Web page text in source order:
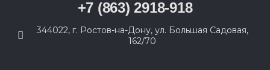
+7 (863) 2918-918
344022, г. Ростов-на-Дону, ул. Большая Садовая,
162/70